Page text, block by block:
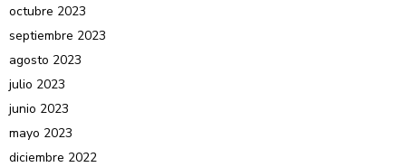
octubre 2023
septiembre 2023
agosto 2023
julio 2023
junio 2023
mayo 2023
diciembre 2022